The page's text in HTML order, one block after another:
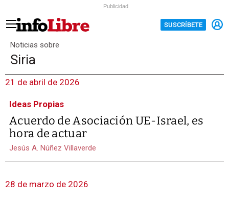
Publicidad
SUSCRÍBETE
Noticias sobre
Siria
21 de abril de 2026
Ideas Propias
Acuerdo de Asociación UE-Israel, es
hora de actuar
Jesús A. Núñez Villaverde
28 de marzo de 2026